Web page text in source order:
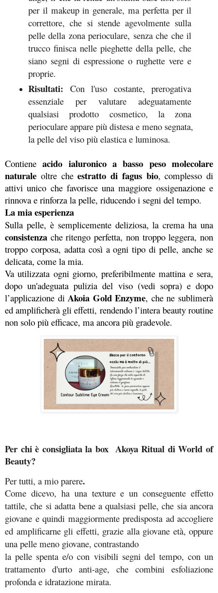
per il makeup in generale, ma perfetta per il
correttore, che si stende agevolmente sulla
pelle della zona perioculare, senza che che il
trucco finisca nelle pieghette della pelle, che
siano segni di espressione o rughette vere e
proprie.
Risultati: Con l'uso costante, prerogativa
essenziale per valutare adeguatamente
qualsiasi prodotto cosmetico, la zona
perioculare appare più distesa e meno segnata,
la pelle del viso più elastica e luminosa.
Contiene acido ialuronico a basso peso molecolare
naturale oltre che estratto di fagus bio, complesso di
attivi unico che favorisce una maggiore ossigenazione e
rinnova e rinforza la pelle, riducendo i segni del tempo.
La mia esperienza
consistenza che ritengo perfetta, non troppo leggera, non
troppo corposa, adatta così a ogni tipo di pelle, anche se
delicata, come la mia.
Va utilizzata ogni giorno, preferibilmente mattina e sera,
dopo un'adeguata pulizia del viso (vedi sopra) e dopo
l’applicazione di Akoia Gold Enzyme, che ne sublimerà
ed amplificherà gli effetti, rendendo l’intera beauty routine
non solo più efficace, ma ancora più gradevole.
Per chi è consigliata la box Akoya Ritual di World of
Beauty?
Per tutti, a mio parere.
Come dicevo, ha una texture e un conseguente effetto
tattile, che si adatta bene a qualsiasi pelle, che sia ancora
giovane e quindi maggiormente predisposta ad accogliere
ed amplificarne gli effetti, grazie alla giovane età, oppure
una pelle meno giovane, contrastando
la pelle spenta e/o con visibili segni del tempo, con un
trattamento d'urto anti-age, che combini esfoliazione
profonda e idratazione mirata.